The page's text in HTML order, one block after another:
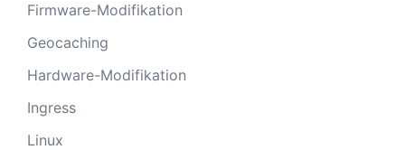
Firmware-Modifikation
Geocaching
Hardware-Modifikation
Ingress
Linux